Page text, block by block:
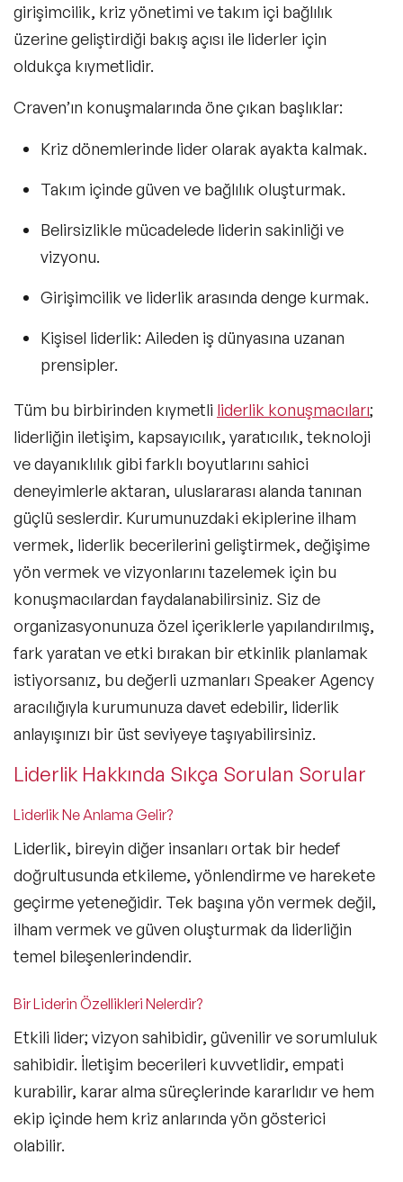
girişimcilik, kriz yönetimi ve takım içi bağlılık
üzerine geliştirdiği bakış açısı ile liderler için
oldukça kıymetlidir.
Craven’ın konuşmalarında öne çıkan başlıklar:
Kriz dönemlerinde lider olarak ayakta kalmak.
Takım içinde güven ve bağlılık oluşturmak.
Belirsizlikle mücadelede liderin sakinliği ve
vizyonu.
Girişimcilik ve liderlik arasında denge kurmak.
Kişisel liderlik: Aileden iş dünyasına uzanan
prensipler.
Tüm bu birbirinden kıymetli liderlik konuşmacıları;
liderliğin iletişim, kapsayıcılık, yaratıcılık, teknoloji
ve dayanıklılık gibi farklı boyutlarını sahici
deneyimlerle aktaran, uluslararası alanda tanınan
güçlü seslerdir. Kurumunuzdaki ekiplerine ilham
vermek, liderlik becerilerini geliştirmek, değişime
yön vermek ve vizyonlarını tazelemek için bu
konuşmacılardan faydalanabilirsiniz. Siz de
organizasyonunuza özel içeriklerle yapılandırılmış,
fark yaratan ve etki bırakan bir etkinlik planlamak
istiyorsanız, bu değerli uzmanları Speaker Agency
aracılığıyla kurumunuza davet edebilir, liderlik
anlayışınızı bir üst seviyeye taşıyabilirsiniz.
Liderlik Hakkında Sıkça Sorulan Sorular
Liderlik Ne Anlama Gelir?
Liderlik, bireyin diğer insanları ortak bir hedef
doğrultusunda etkileme, yönlendirme ve harekete
geçirme yeteneğidir. Tek başına yön vermek değil,
ilham vermek ve güven oluşturmak da liderliğin
temel bileşenlerindendir.
Bir Liderin Özellikleri Nelerdir?
Etkili lider; vizyon sahibidir, güvenilir ve sorumluluk
sahibidir. İletişim becerileri kuvvetlidir, empati
kurabilir, karar alma süreçlerinde kararlıdır ve hem
ekip içinde hem kriz anlarında yön gösterici
olabilir.